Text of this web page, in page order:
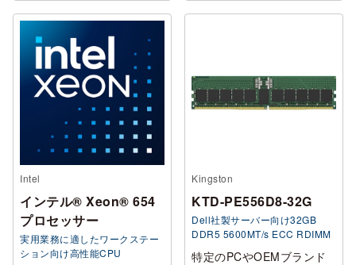
Intel
インテル® Xeon® 654
プロセッサー
実用業務に適したワークステー
ション向け高性能CPU
Kingston
KTD-PE556D8-32G
Dell社製サーバー向け32GB
DDR5 5600MT/s ECC RDIMM
特定のPCやOEMブランド